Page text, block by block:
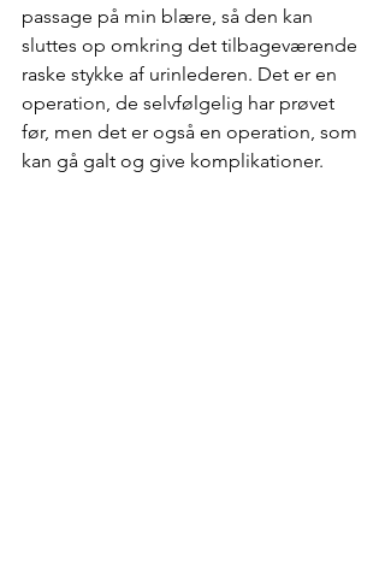
passage på min blære, så den kan
sluttes op omkring det tilbageværende
raske stykke af urinlederen. Det er en
operation, de selvfølgelig har prøvet
før, men det er også en operation, som
kan gå galt og give komplikationer.